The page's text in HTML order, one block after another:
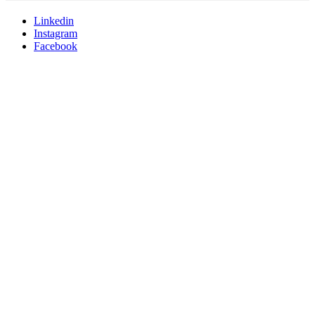
Linkedin
Instagram
Facebook